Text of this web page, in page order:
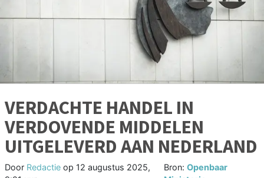
VERDACHTE HANDEL IN
VERDOVENDE MIDDELEN
UITGELEVERD AAN NEDERLAND
Door Redactie op 12 augustus 2025,
Bron: Openbaar